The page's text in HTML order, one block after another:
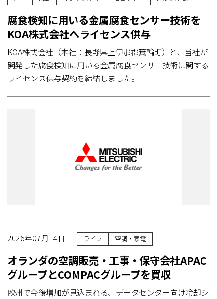
腐食検知に用いる金属腐食センサー技術を
KOA株式会社へライセンス供与
KOA株式会社（本社：長野県上伊那郡箕輪町）と、当社が
開発した腐食検知に用いる金属腐食センサー技術に関する
ライセンス供与契約を締結しました。
2026年07月14日 ライフ 空調・家電
オランダの空調販売・工事・保守会社APAC
グループとCOMPACグループを買収
欧州で今後増加が見込まれる、データセンター向け冷却シ